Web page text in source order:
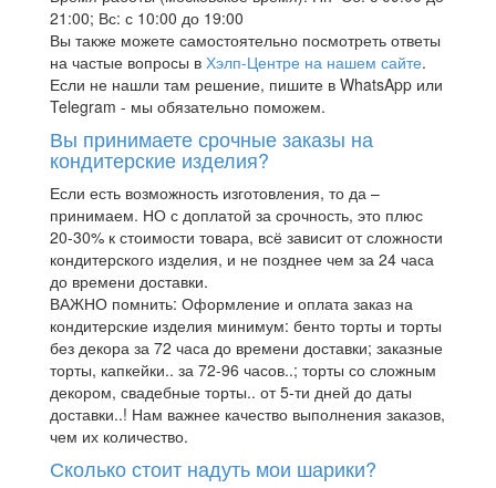
21:00; Вс: с 10:00 до 19:00
Вы также можете самостоятельно посмотреть ответы
на частые вопросы в Хэлп-Центре на нашем сайте.
Если не нашли там решение, пишите в WhatsApp или
Telegram - мы обязательно поможем.
Вы принимаете срочные заказы на
кондитерские изделия?
Если есть возможность изготовления, то да –
принимаем. НО с доплатой за срочность, это плюс
20-30% к стоимости товара, всё зависит от сложности
кондитерского изделия, и не позднее чем за 24 часа
до времени доставки.
ВАЖНО помнить: Оформление и оплата заказ на
кондитерские изделия минимум: бенто торты и торты
без декора за 72 часа до времени доставки; заказные
торты, капкейки.. за 72-96 часов..; торты со сложным
декором, свадебные торты.. от 5-ти дней до даты
доставки..! Нам важнее качество выполнения заказов,
чем их количество.
Сколько стоит надуть мои шарики?